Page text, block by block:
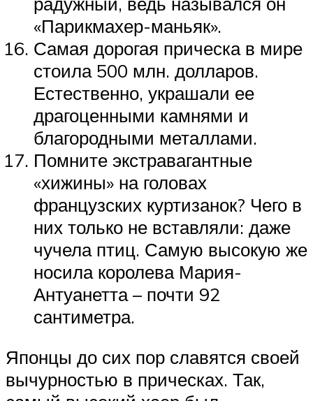
«Парикмахер-маньяк».
Самая дорогая прическа в мире
стоила 500 млн. долларов.
Естественно, украшали ее
драгоценными камнями и
благородными металлами.
Помните экстравагантные
«хижины» на головах
французских куртизанок? Чего в
них только не вставляли: даже
чучела птиц. Самую высокую же
носила королева Мария-
Антуанетта – почти 92
сантиметра.
Японцы до сих пор славятся своей
вычурностью в прическах. Так,